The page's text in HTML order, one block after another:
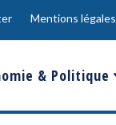
Mentions légales
& Politique